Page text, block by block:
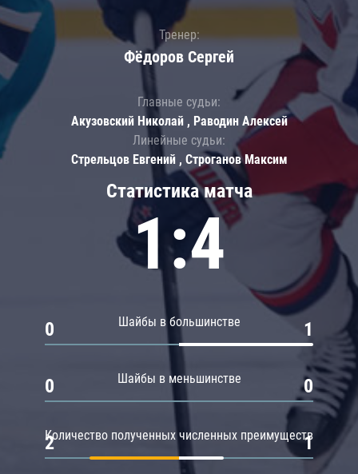
Статистика матча
1:4
Шайбы в большинстве
0 1
Шайбы в меньшинстве
0 0
Количество полученных численных преимуществ
2 1
Тренер:
Фёдоров Сергей
Главные судьи:
Акузовский Николай , Раводин Алексей
Линейные судьи:
Стрельцов Евгений , Строганов Максим